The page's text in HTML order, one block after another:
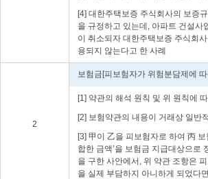
[4] 대한주택보증 주식회사의 보증
을 규정하고 있는데, 아파트 건설
이 취소되자 대한주택보증 주식회
용되지 않는다고 한 사례
2
보험금[피보험자가 위험분담제에
[1] 약관의 해석 원칙 및 위 원칙에
[2] 보험약관의 내용이 거래상 일반
[3] 甲이 乙을 피보험자로 하여 丙
합한 금액’을 보험금 지급대상으
을 구한 사안에서, 위 약관 조항은
을 실제 부담하지 아니하게 되었다